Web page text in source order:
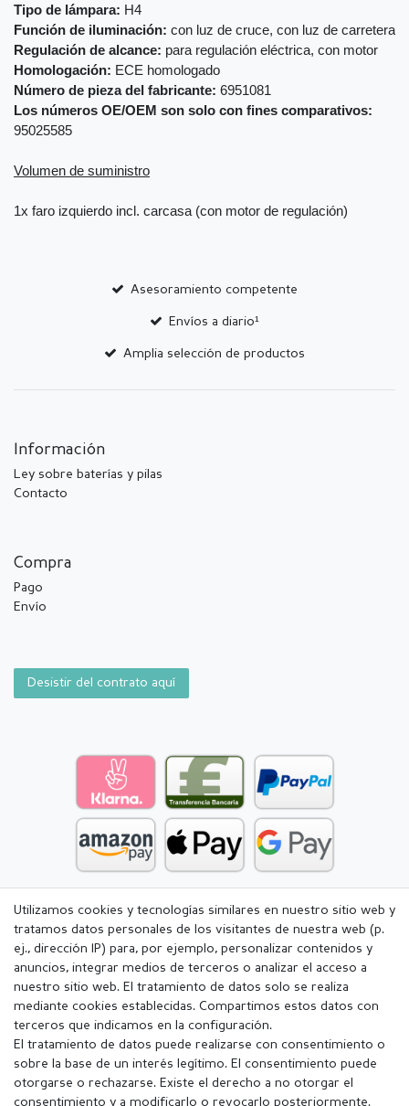
Tipo de lámpara: H4
Función de iluminación: con luz de cruce, con luz de carretera
Regulación de alcance: para regulación eléctrica, con motor
Homologación: ECE homologado
Número de pieza del fabricante: 6951081
Los números OE/OEM son solo con fines comparativos:
95025585
Volumen de suministro
1x faro izquierdo incl. carcasa (con motor de regulación)
Asesoramiento competente
Envíos a diario¹
Amplia selección de productos
Información
Ley sobre baterías y pilas
Contacto
Compra
Pago
Envío
Desistir del contrato aquí
Utilizamos cookies y tecnologías similares en nuestro sitio web y
tratamos datos personales de los visitantes de nuestra web (p.
ej., dirección IP) para, por ejemplo, personalizar contenidos y
anuncios, integrar medios de terceros o analizar el acceso a
nuestro sitio web. El tratamiento de datos solo se realiza
mediante cookies establecidas. Compartimos estos datos con
terceros que indicamos en la configuración.
El tratamiento de datos puede realizarse con consentimiento o
sobre la base de un interés legítimo. El consentimiento puede
otorgarse o rechazarse. Existe el derecho a no otorgar el
consentimiento y a modificarlo o revocarlo posteriormente.